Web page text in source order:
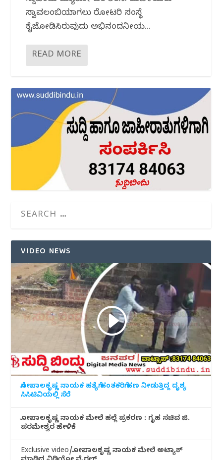
ಸ್ವಾವಲಂಬಿಯಾಗಲು ರೋಟರಿ ಸಂಸ್ಥೆ
ಕೈಜೋಡಿಸಿರುವುದು ಅಭಿನಂದನೀಯ...
READ MORE
VIDEO NEWS
ಗೋಪಾಲಕೃಷ್ಣ ನಾಯಕ ಹತ್ಯೆಗೆ ಹಂತಕರಿಗೆ ಹಣ ನೀಡುತ್ತಿದ್ದ ದೃಶ್ಯ
ಸಿಸಿಟಿವಿಯಲ್ಲಿ ಸೆರೆ
ಗೋಪಾಲಕೃಷ್ಣ ನಾಯಕ ಮೇಲೆ ಹಲ್ಲೆ ಪ್ರಕರಣ : ಗೃಹ ಸಚಿವ ಜಿ.
ಪರಮೇಶ್ವರ ಹೇಳಿಕೆ
Exclusive video/ಗೋಪಾಲಕೃಷ್ಣ ನಾಯಕ ಮೇಲೆ ಅಟ್ಯಾಕ್